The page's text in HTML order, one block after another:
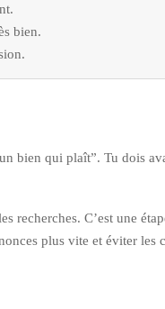
bien.
bien qui plaît”. Tu dois
C’est une
plus vite et éviter